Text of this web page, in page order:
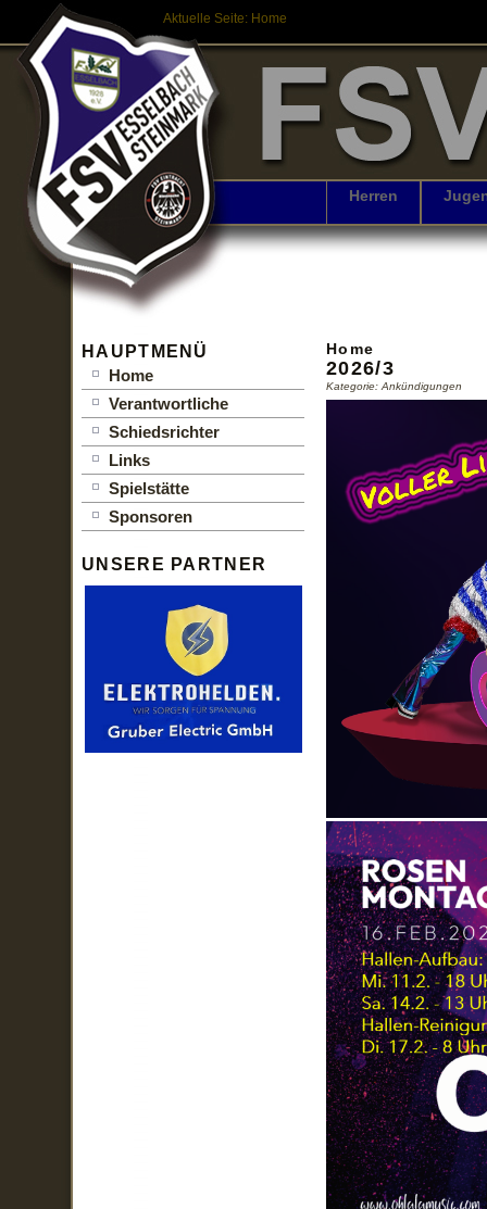
Aktuelle Seite: Home
Herren
HAUPTMENÜ
Home
Verantwortliche
Schiedsrichter
Links
Spielstätte
Sponsoren
UNSERE PARTNER
Home
2026/3
Kategorie: Ankündigungen